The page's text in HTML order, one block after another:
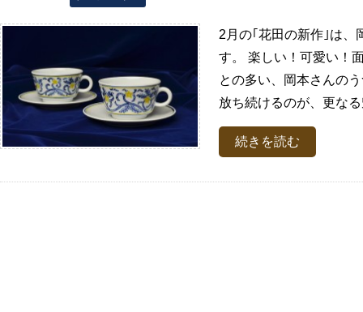
2月の｢花田の新作｣は、
す。 楽しい！可愛い！
との多い、岡本さんの
放ち続けるのが、更な
続きを読む